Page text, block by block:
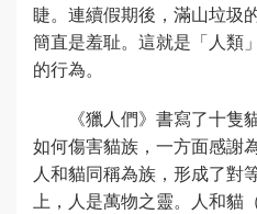
睫。連續假期後，滿山垃圾
簡直是羞耻。這就是「人類
的行為。
《獵人們》書寫了十
如何傷害貓族，一方面感謝
人和貓同稱為族，形成了對
上，人是萬物之靈。人和貓